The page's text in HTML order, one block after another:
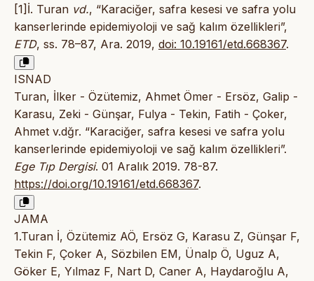
[1]İ. Turan vd., “Karaciğer, safra kesesi ve safra yolu
kanserlerinde epidemiyoloji ve sağ kalım özellikleri”,
ETD, ss. 78–87, Ara. 2019, doi: 10.19161/etd.668367.
ISNAD
Turan, İlker - Özütemiz, Ahmet Ömer - Ersöz, Galip -
Karasu, Zeki - Günşar, Fulya - Tekin, Fatih - Çoker,
Ahmet v.dğr. “Karaciğer, safra kesesi ve safra yolu
kanserlerinde epidemiyoloji ve sağ kalım özellikleri”.
Ege Tıp Dergisi. 01 Aralık 2019. 78-87.
https://doi.org/10.19161/etd.668367.
JAMA
1.Turan İ, Özütemiz AÖ, Ersöz G, Karasu Z, Günşar F,
Tekin F, Çoker A, Sözbilen EM, Ünalp Ö, Uguz A,
Göker E, Yılmaz F, Nart D, Caner A, Haydaroğlu A,